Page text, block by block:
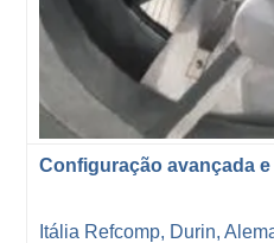
Configuração avançada
Itália Refcomp, Durin,